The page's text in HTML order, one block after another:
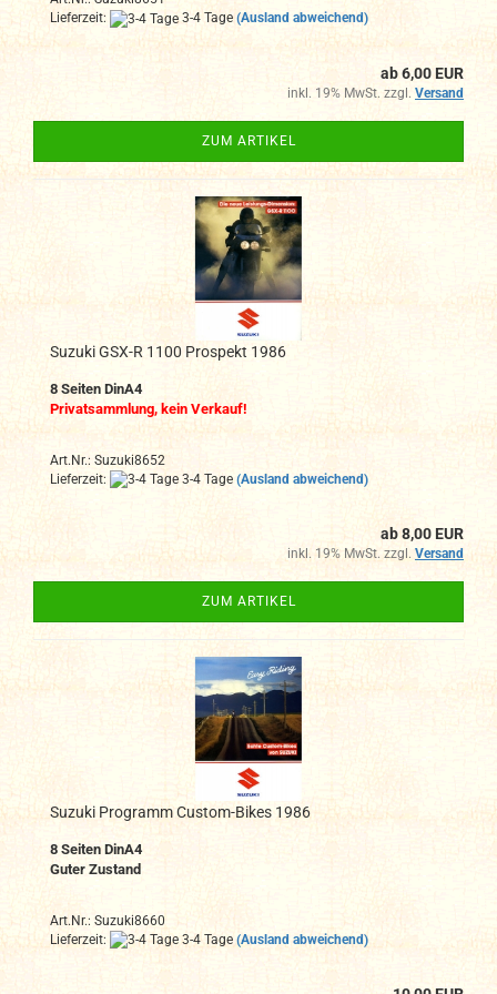
Lieferzeit:
3-4 Tage (Ausland abweichend)
ab 6,00 EUR
inkl. 19% MwSt. zzgl. Versand
ZUM ARTIKEL
Suzuki GSX-R 1100 Prospekt 1986
8 Seiten DinA4
Privatsammlung, kein Verkauf!
Art.Nr.: Suzuki8652
Lieferzeit:
3-4 Tage (Ausland abweichend)
ab 8,00 EUR
inkl. 19% MwSt. zzgl. Versand
ZUM ARTIKEL
Suzuki Programm Custom-Bikes 1986
8 Seiten DinA4
Guter Zustand
Art.Nr.: Suzuki8660
Lieferzeit:
3-4 Tage (Ausland abweichend)